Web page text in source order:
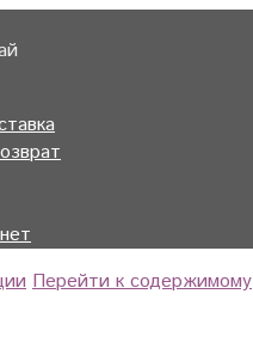
Перейти к содержимому